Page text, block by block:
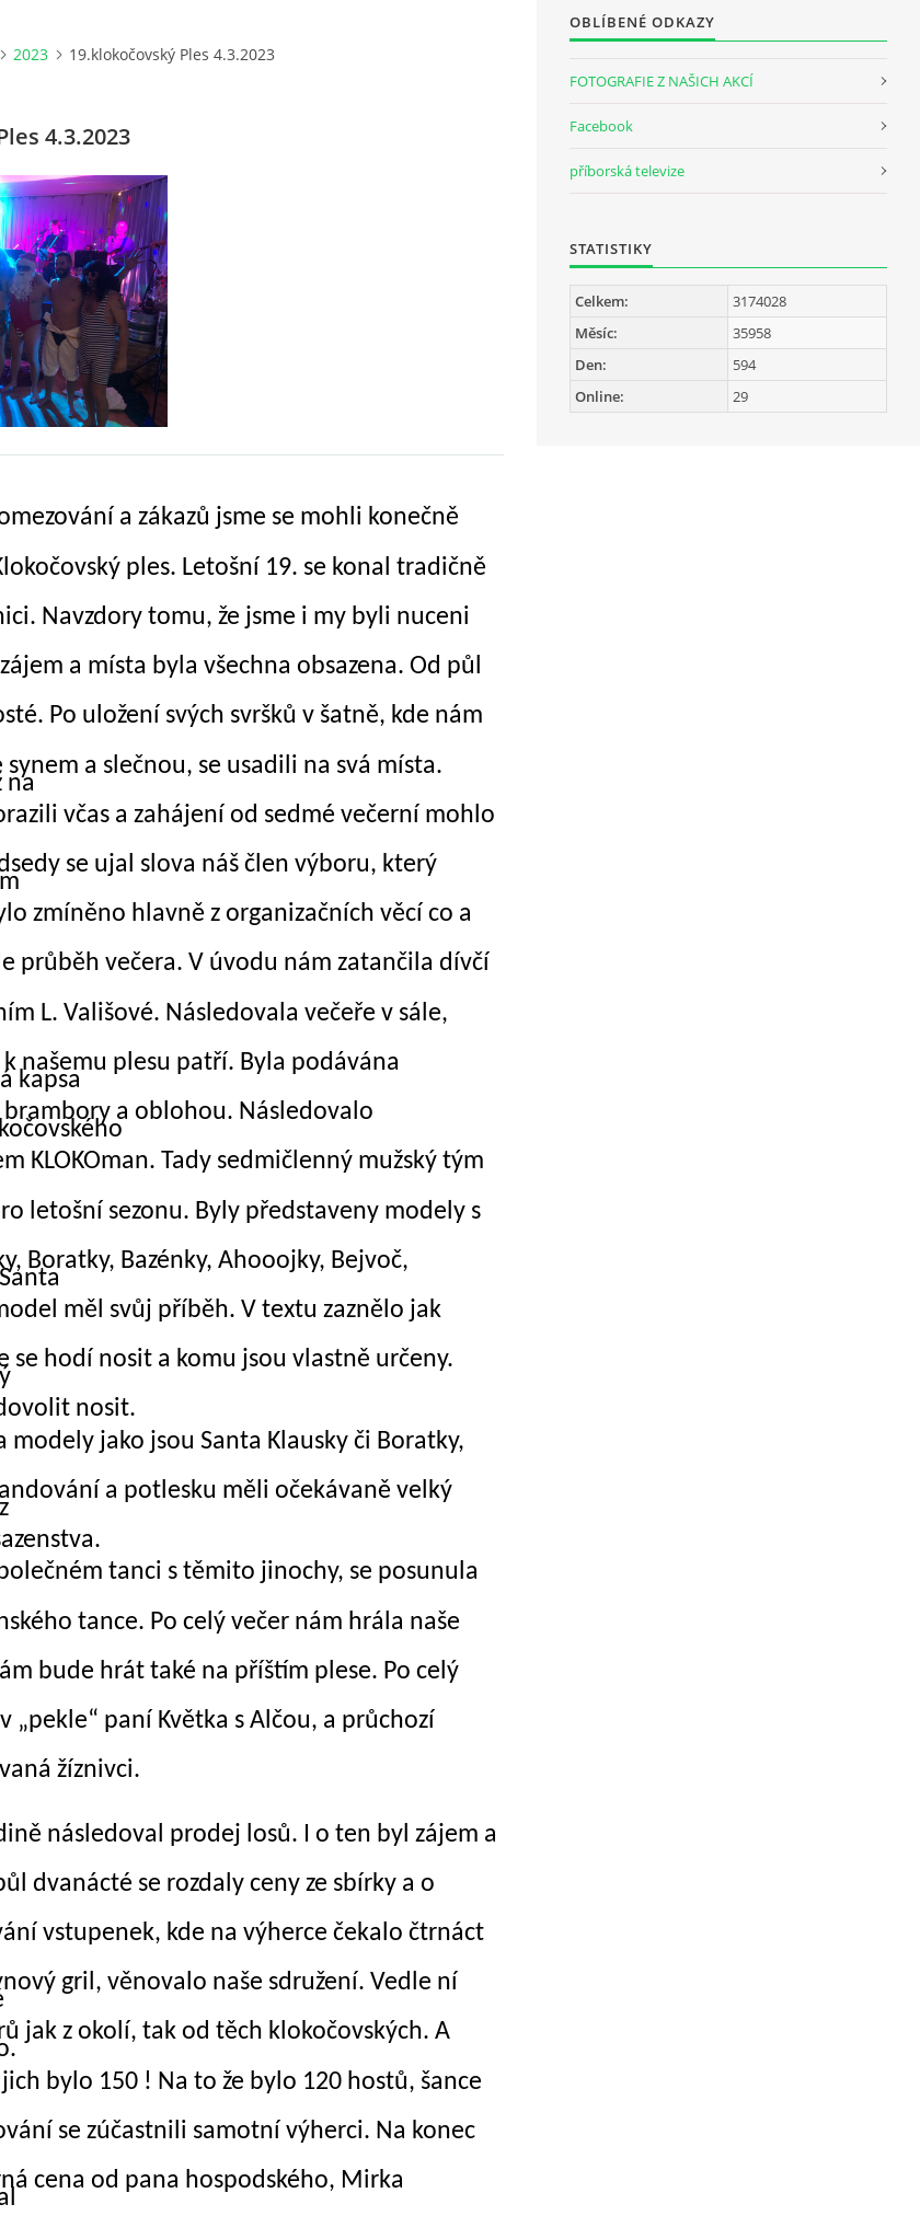
2023 19.klokočovský Ples 4.3.2023
4.3.2023
a zákazů jsme se mohli konečně
ples. Letošní 19. se konal tradičně
Navzdory tomu, že jsme i my byli nuceni
a místa byla všechna obsazena. Od půl
Po uložení svých svršků v šatně, kde nám
synem a slečnou, se usadili na svá místa.
na
včas a zahájení od sedmé večerní mohlo
se ujal slova náš člen výboru, který
zmíněno hlavně z organizačních věcí co a
průběh večera. V úvodu nám zatančila dívčí
L. Vališové. Následovala večeře v sále,
našemu plesu patří. Byla podávána
kapsa
a oblohou. Následovalo
KLOKOman. Tady sedmičlenný mužský tým
letošní sezonu. Byly představeny modely s
Boratky, Bazénky, Ahooojky, Bejvoč,
měl svůj příběh. V textu zaznělo jak
se hodí nosit a komu jsou vlastně určeny.
nosit.
modely jako jsou Santa Klausky či Boratky,
a potlesku měli očekávaně velký
tanci s těmito jinochy, se posunula
tance. Po celý večer nám hrála naše
bude hrát také na příštím plese. Po celý
„pekle“ paní Květka s Alčou, a průchozí
žíznivci.
následoval prodej losů. I o ten byl zájem a
dvanácté se rozdaly ceny ze sbírky a o
vstupenek, kde na výherce čekalo čtrnáct
gril, věnovalo naše sdružení. Vedle ní
jak z okolí, tak od těch klokočovských. A
bylo 150 ! Na to že bylo 120 hostů, šance
se zúčastnili samotní výherci. Na konec
cena od pana hospodského, Mirka
OBLÍBENÉ ODKAZY
FOTOGRAFIE Z NAŠICH AKCÍ
Facebook
příborská televize
STATISTIKY
Online: 29
Celkem:
3174028
Měsíc:
35958
Den:
594